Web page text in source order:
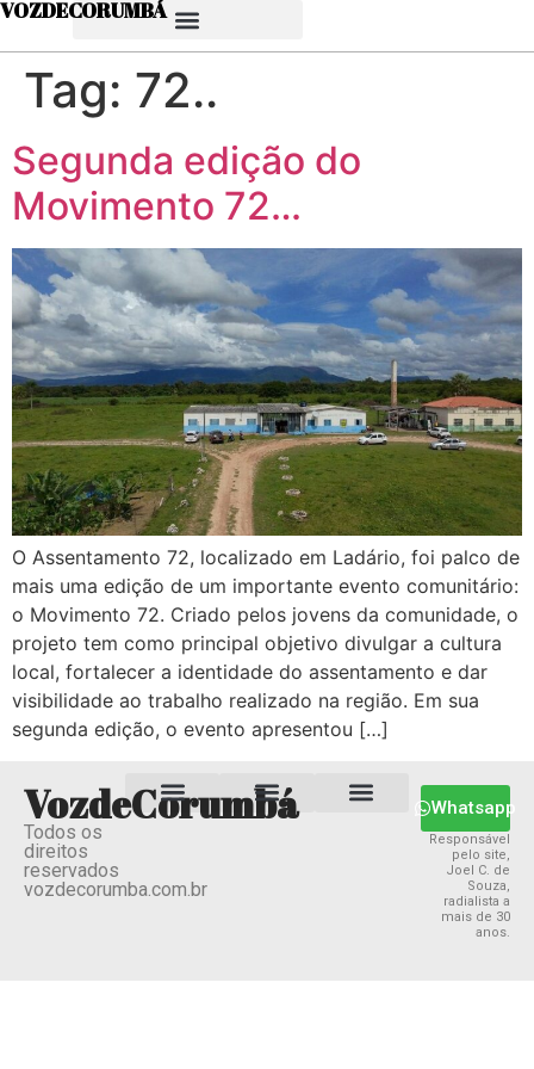
VOZDECORUMBÁ
Tag: 72..
Segunda edição do
Movimento 72…
O Assentamento 72, localizado em Ladário, foi palco de
mais uma edição de um importante evento comunitário:
o Movimento 72. Criado pelos jovens da comunidade, o
projeto tem como principal objetivo divulgar a cultura
local, fortalecer a identidade do assentamento e dar
visibilidade ao trabalho realizado na região. Em sua
segunda edição, o evento apresentou […]
VozdeCorumbá
Todos os
direitos
reservados
vozdecorumba.com.br
Whatsapp
Responsável
pelo site,
Joel C. de
Souza,
radialista a
mais de 30
anos.